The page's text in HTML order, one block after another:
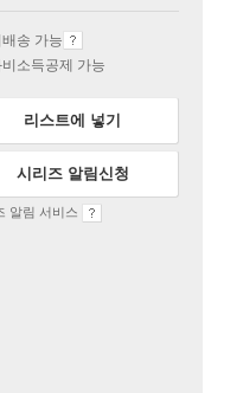
송 가능
비소득공제 가능
리스트에 넣기
시리즈 알림신청
알림 서비스